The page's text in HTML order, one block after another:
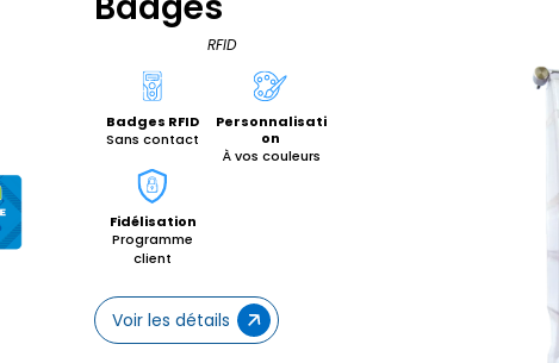
RFID
Badges RFID
Sans contact
Personnalisati
on
À vos couleurs
Fidélisation
Programme
client
Voir les détails